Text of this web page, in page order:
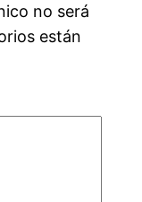
no será
están